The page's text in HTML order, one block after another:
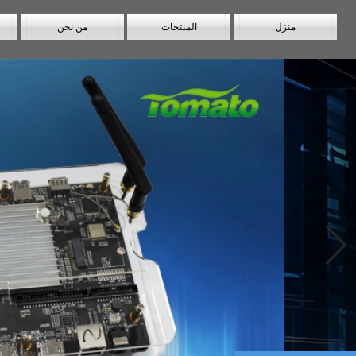
منزل المنتجات من نحن